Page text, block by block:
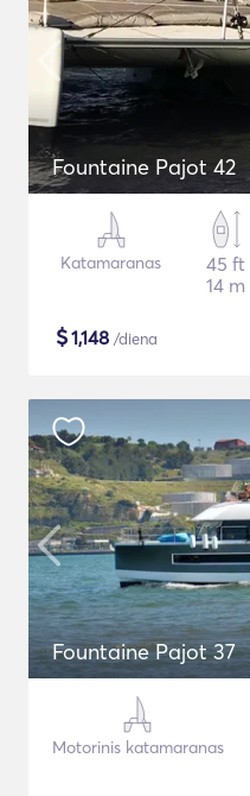
Fountaine Pajot 42
Katamaranas
45 ft
14 m
$1,148 /diena
Fountaine Pajot 37
Motorinis katamaranas